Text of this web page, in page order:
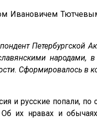
Ивановичем
Петербургской
Сформировалось в
и русские попали, по
их нравах и